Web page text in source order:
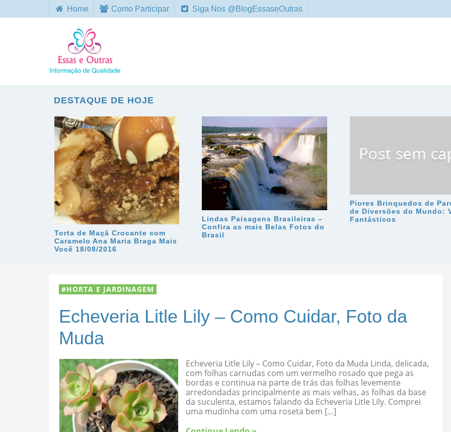
Home Como Participar Siga Nos @BlogEssaseOutras
DESTAQUE DE HOJE
Torta de Maçã Crocante com
Caramelo Ana Maria Braga Mais
Você 18/08/2016
Lindas Paisagens Brasileiras –
Confira as mais Belas Fotos do
Brasil
Piores Brinquedos de
de Diversões do Mundo:
Fantásticos
HORTA E JARDINAGEM
Echeveria Litle Lily – Como Cuidar, Foto da
Muda
Echeveria Litle Lily – Como Cuidar, Foto da Muda Linda, delicada,
com folhas carnudas com um vermelho rosado que pega as
bordas e continua na parte de trás das folhas levemente
arredondadas principalmente as mais velhas, as folhas da base
da suculenta, estamos falando da Echeveria Litle Lily. Comprei
uma mudinha com uma roseta bem […]